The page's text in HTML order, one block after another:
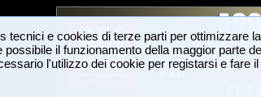
tecnici e cookies di terze parti per ottimizzare la
possibile il funzionamento della maggior parte
l'utilizzo dei cookie per registarsi e fare il